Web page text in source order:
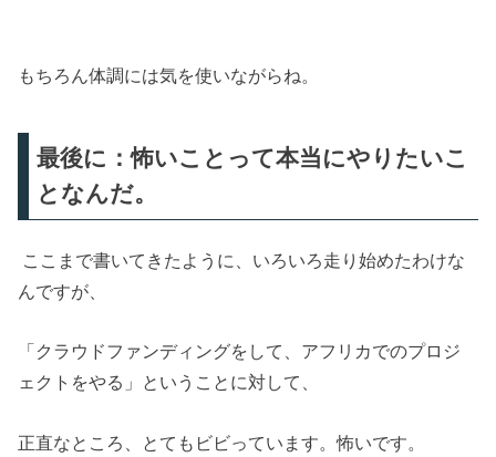
もちろん体調には気を使いながらね。
最後に：怖いことって本当にやりたいこ
となんだ。
ここまで書いてきたように、いろいろ走り始めたわけな
んですが、
「クラウドファンディングをして、アフリカでのプロジ
ェクトをやる」ということに対して、
正直なところ、とてもビビっています。怖いです。